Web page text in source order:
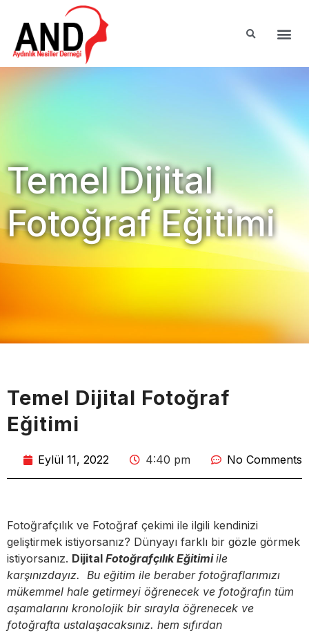
Temel Dijital
Fotoğraf Eğitimi
Temel Dijital Fotoğraf
Eğitimi
Eylül 11, 2022 4:40 pm No Comments
Fotoğrafçılık ve Fotoğraf çekimi ile ilgili kendinizi
geliştirmek istiyorsanız? Dünyayı farklı bir gözle görmek
istiyorsanız. Dijital Fotoğrafçılık Eğitimiile
karşınızdayız. Bu eğitim ile beraber fotoğraflarımızı
mükemmel hale getirmeyi öğrenecek ve fotoğrafın tüm
aşamalarını kronolojik bir sırayla öğrenecek ve
fotoğrafta ustalaşacaksınız. hem sıfırdan